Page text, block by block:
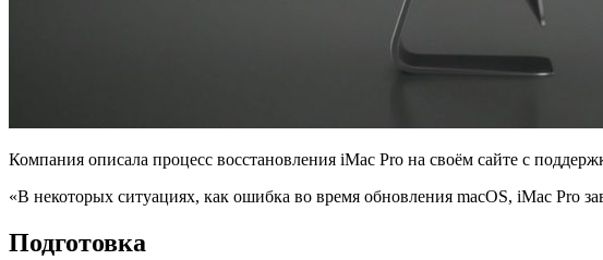
Компания описала процесс восстановления iMac Pro на своём сайте с
«В некоторых ситуациях, как ошибка во время обновления macOS, iMac Pro
Подготовка